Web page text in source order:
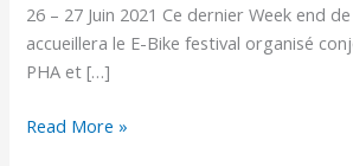
26 – 27 Juin 2021 Ce dernier Week end
accueillera le E-Bike festival organisé
PHA et […]
Read More »